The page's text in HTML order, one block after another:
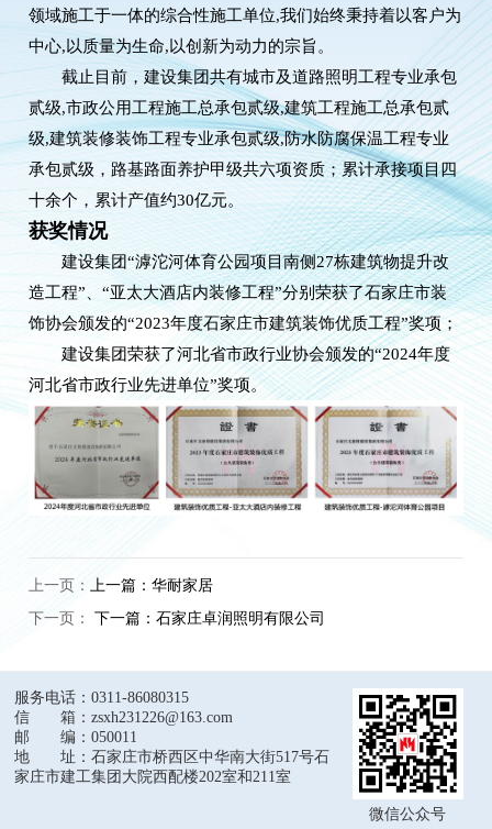
领域施工于一体的综合性施工单位,我们始终秉持着以客户为
中心,以质量为生命,以创新为动力的宗旨。
截止目前，建设集团共有城市及道路照明工程专业承包
贰级,市政公用工程施工总承包贰级,建筑工程施工总承包贰
级,建筑装修装饰工程专业承包贰级,防水防腐保温工程专业
承包贰级，路基路面养护甲级共六项资质；累计承接项目四
十余个，累计产值约30亿元。
获奖情况
建设集团“滹沱河体育公园项目南侧27栋建筑物提升改
造工程”、“亚太大酒店内装修工程”分别荣获了石家庄市装
饰协会颁发的“2023年度石家庄市建筑装饰优质工程”奖项；
建设集团荣获了河北省市政行业协会颁发的“2024年度
河北省市政行业先进单位”奖项。
上一页：上一篇：华耐家居
下一页：下一篇：石家庄卓润照明有限公司
服务电话：0311-86080315
信 箱：zsxh231226@163.com
邮 编：050011
地 址：石家庄市桥西区中华南大街517号石
家庄市建工集团大院西配楼202室和211室
微信公众号